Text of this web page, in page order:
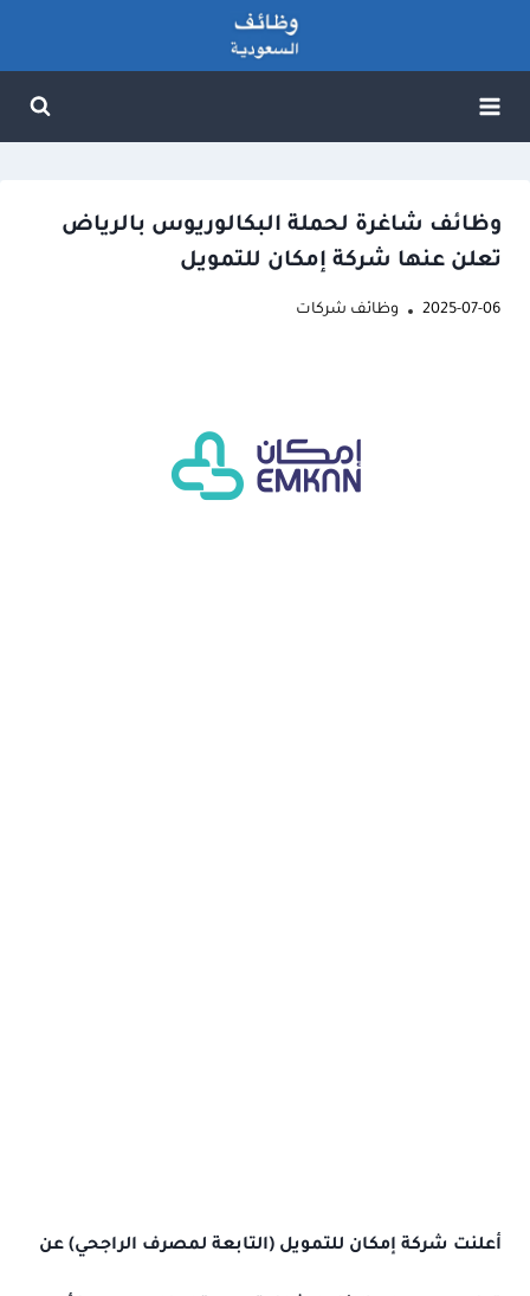
المحتوى
وظائف شاغرة لحملة البكالوريوس بالرياض
تعلن عنها شركة إمكان للتمويل
2025-07-06 وظائف شركات
أعلنت شركة إمكان للتمويل (التابعة لمصرف الراجحي) عن